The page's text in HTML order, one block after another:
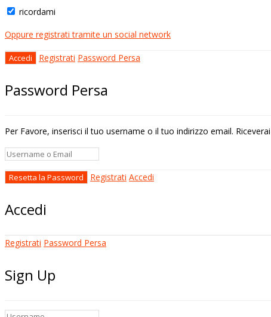
ricordami
Oppure registrati tramite un social network
Registrati Password Persa
Password Persa
Per Favore, inserisci il tuo username o il tuo indirizzo email.
Registrati Accedi
Accedi
Registrati Password Persa
Sign Up